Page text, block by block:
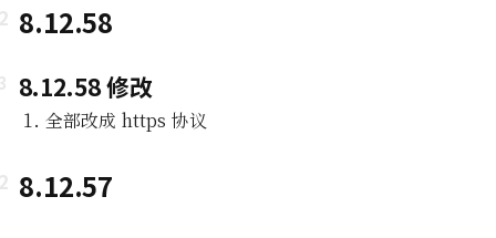
8.12.58
8.12.58 修改
全部改成 https 协议
8.12.57